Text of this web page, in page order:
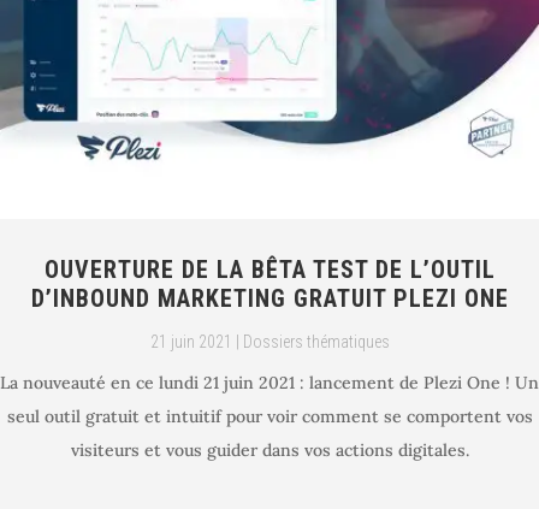
OUVERTURE DE LA BÊTA TEST DE L’OUTIL
D’INBOUND MARKETING GRATUIT PLEZI ONE
21 juin 2021 | Dossiers thématiques
La nouveauté en ce lundi 21 juin 2021 : lancement de Plezi One ! Un
seul outil gratuit et intuitif pour voir comment se comportent vos
visiteurs et vous guider dans vos actions digitales.